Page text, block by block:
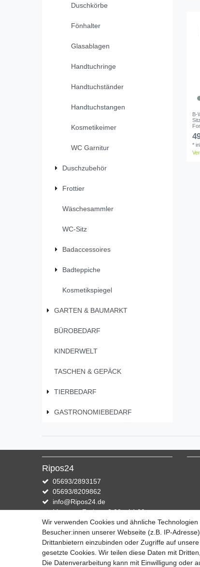
Duschkörbe
Fönhalter
Glasablagen
Handtuchringe
Handtuchständer
Handtuchstangen
Kosmetikeimer
WC Garnitur
Duschzubehör
Frottier
Wäschesammler
WC-Sitz
Badaccessoires
Badteppiche
Kosmetikspiegel
GARTEN & BAUMARKT
BÜROBEDARF
KINDERWELT
TASCHEN & GEPÄCK
TIERBEDARF
GASTRONOMIEBEDARF
B-
*
Ripos24
05693/2893157
05693/8209862
info@Ripos24.de
Montag - Freitag, 8:00 - 14:00
Zahlung und Versand
Wir versenden mit DHL
Wir verwenden Cookies und ähnliche
Besucher:innen unserer Webseite (z.B. IP-
Drittanbietern einzubinden oder Zugriffe auf
gesetzte Cookies. Wir teilen diese Daten mit
Die Datenverarbeitung kann mit Einwilligung oder